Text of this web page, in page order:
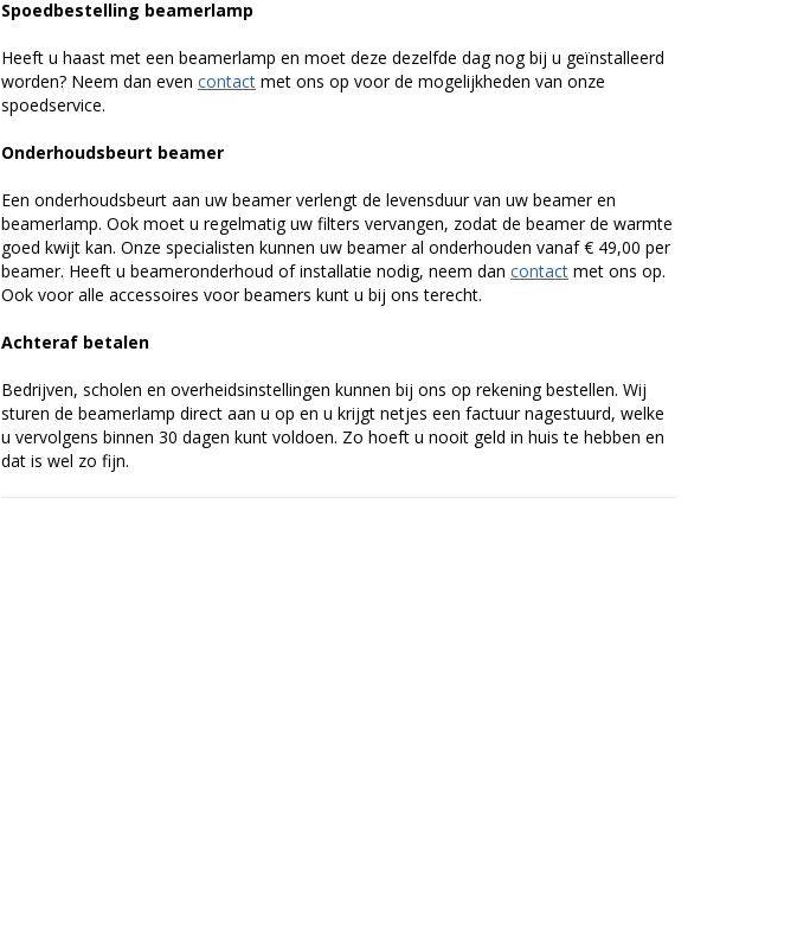
Spoedbestelling beamerlamp
Heeft u haast met een beamerlamp en moet deze dezelfde dag nog bij u geïnstalleerd
worden? Neem dan even contact met ons op voor de mogelijkheden van onze
spoedservice.
Onderhoudsbeurt beamer
Een onderhoudsbeurt aan uw beamer verlengt de levensduur van uw beamer en
beamerlamp. Ook moet u regelmatig uw filters vervangen, zodat de beamer de warmte
goed kwijt kan. Onze specialisten kunnen uw beamer al onderhouden vanaf € 49,00 per
beamer. Heeft u beameronderhoud of installatie nodig, neem dan contact met ons op.
Ook voor alle accessoires voor beamers kunt u bij ons terecht.
Achteraf betalen
Bedrijven, scholen en overheidsinstellingen kunnen bij ons op rekening bestellen. Wij
sturen de beamerlamp direct aan u op en u krijgt netjes een factuur nagestuurd, welke
u vervolgens binnen 30 dagen kunt voldoen. Zo hoeft u nooit geld in huis te hebben en
dat is wel zo fijn.